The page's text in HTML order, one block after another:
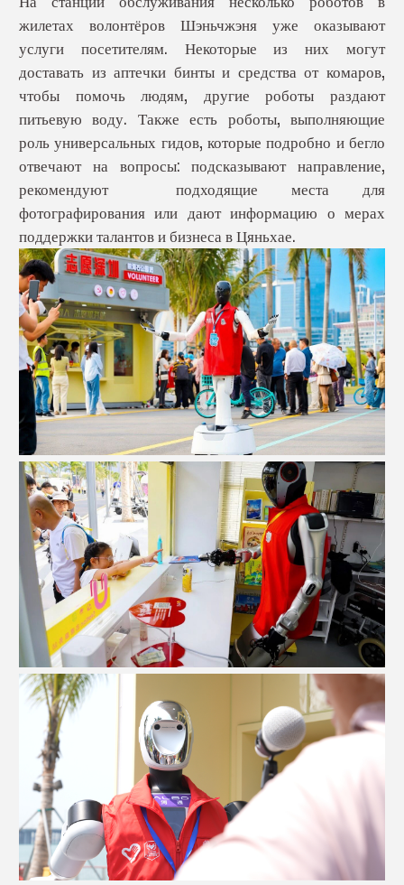
жилетах волонтёров Шэньчжэня уже оказывают
услуги посетителям. Некоторые из них могут
доставать из аптечки бинты и средства от комаров,
чтобы помочь людям, другие роботы раздают
питьевую воду. Также есть роботы, выполняющие
роль универсальных гидов, которые подробно и бегло
отвечают на вопросы: подсказывают направление,
рекомендуют подходящие места для
фотографирования или дают информацию о мерах
поддержки талантов и бизнеса в Цяньхае.